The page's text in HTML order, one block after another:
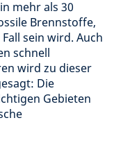
mehr als 30
Brennstoffe,
sein wird. Auch
schnell
wird zu dieser
Die
Gebieten